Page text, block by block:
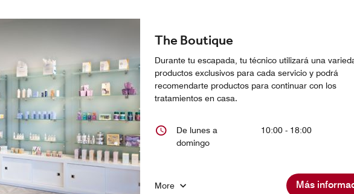
The Boutique
Durante tu escapada, tu técnico utilizará una
productos exclusivos para cada servicio y podrá
recomendarte productos para continuar con los
tratamientos en casa.
De lunes a
domingo
10:00 - 18:00
More Más